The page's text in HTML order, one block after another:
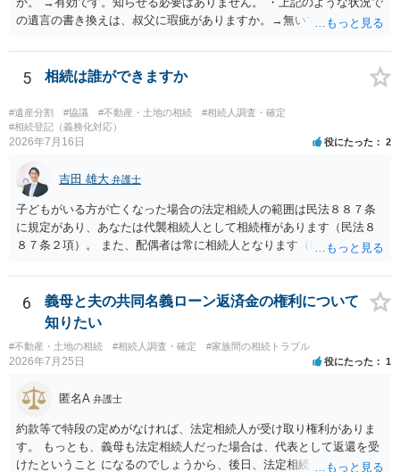
の遺言の書き換えは、叔父に瑕疵がありますか。→無いです。 ・分割
ますか。 →本人が自由に決められますので、どこが妥当とは言えない
です。客観的な基準もありません。 ・できれば穏やかに、分割を拒否
することはできますか。 →分割を拒否するということは、遺産はいら
ないということでしょうか。遺言で、受取を指定されててもいらない
と拒否することはできます。理由を説明する必要はありません。
5 相続は誰ができますか
#遺産分割 #協議 #不動産・土地の相続
#相続人調査・確定
#相続登記（義務化対応）
2026年7月16日 役にたった 2
吉田 雄大 弁護士
子どもがいる方が亡くなった場合の法定相続人の範囲は民法８８７条
に規定があり、あなたは代襲相続人として相続権があります（民法８
８７条２項）。 また、配偶者は常に相続人となります（民法８９０
も相続権があります。つまり、孫５人に加えて「おじ又はおば」にも
相続権がある可能性があります。
6
義母と夫の共同名義ローン返済金の権利について
知りたい
#不動産・土地の相続 #相続人調査・確定 #家族間の相続トラブル
2026年7月25日 役にたった 1
匿名A 弁護士
約款等で特段の定めがなければ、法定相続人が受け取り権利がありま
す。 もっとも、義母も法定相続人だった場合は、代表として返還を受
けたということ になるのでしょうから、後日、法定相続分に基づいて